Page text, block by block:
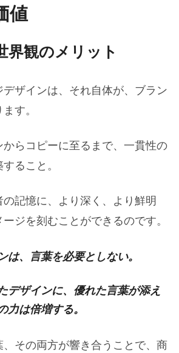
値
界観のメリット
ザインは、それ自体が、ブラン
す。
らコピーに至るまで、一貫性の
ること。
記憶に、より深く、より鮮明
ジを刻むことができるのです。
は、言葉を必要としない。
デザインに、優れた言葉が添え
力は倍増する。
、その両方が響き合うことで、商